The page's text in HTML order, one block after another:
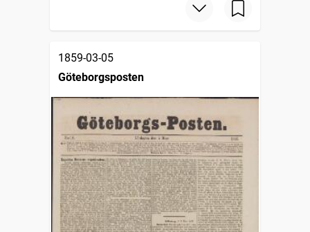
1859-03-05
Göteborgsposten